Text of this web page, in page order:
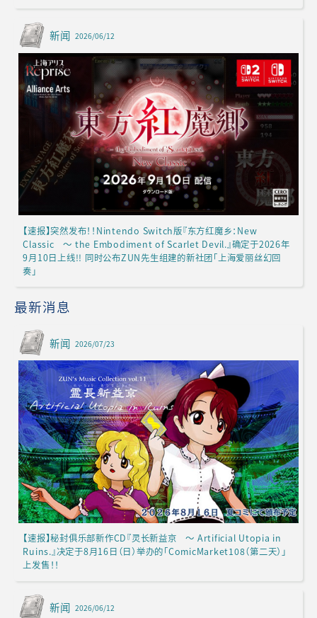
新闻 2026/06/12
【速报】突然发布！！Nintendo Switch版『东方红魔乡：New
Classic ～ the Embodiment of Scarlet Devil.』确定于2026年
9月10日上线!! 同时公布ZUN先生组建的新社团「上海爱丽丝幻回
奏」
最新消息
新闻 2026/07/23
【速报】秘封俱乐部新作CD『灵长新益京 ～ Artificial Utopia in
Ruins.』决定于8月16日（日）举办的「ComicMarket108（第二天）」
上发售！！
新闻 2026/06/12